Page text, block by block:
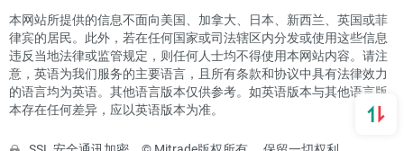
本网站所提供的信息不面向美国、加拿大、日本、新西兰、英国或菲
律宾的居民。此外，若在任何国家或司法辖区内分发或使用这些信息
违反当地法律或监管规定，则任何人士均不得使用本网站内容。请注
意，英语为我们服务的主要语言，且所有条款和协议中具有法律效力
的语言均为英语。其他语言版本仅供参考。如英语版本与其他语言版
本存在任何差异，应以英语版本为准。